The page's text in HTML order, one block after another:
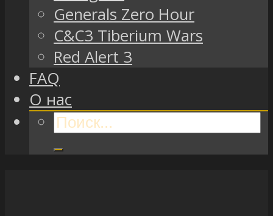
Generals Zero Hour
C&C3 Tiberium Wars
Red Alert 3
FAQ
О нас